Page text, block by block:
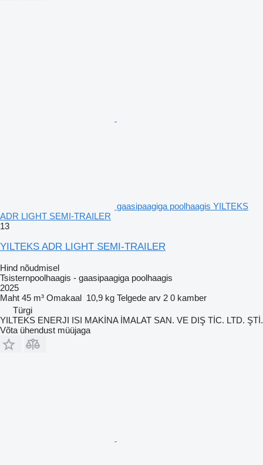
gaasipaagiga poolhaagis YILTEKS
ADR LIGHT SEMI-TRAILER
13
YILTEKS ADR LIGHT SEMI-TRAILER
Hind nõudmisel
Tsisternpoolhaagis - gaasipaagiga poolhaagis
2025
Maht 45 m³ Omakaal 10,9 kg Telgede arv 2 0 kamber
Türgi
YILTEKS ENERJI ISI MAKİNA İMALAT SAN. VE DIŞ TİC. LTD. ŞTİ.
Võta ühendust müüjaga